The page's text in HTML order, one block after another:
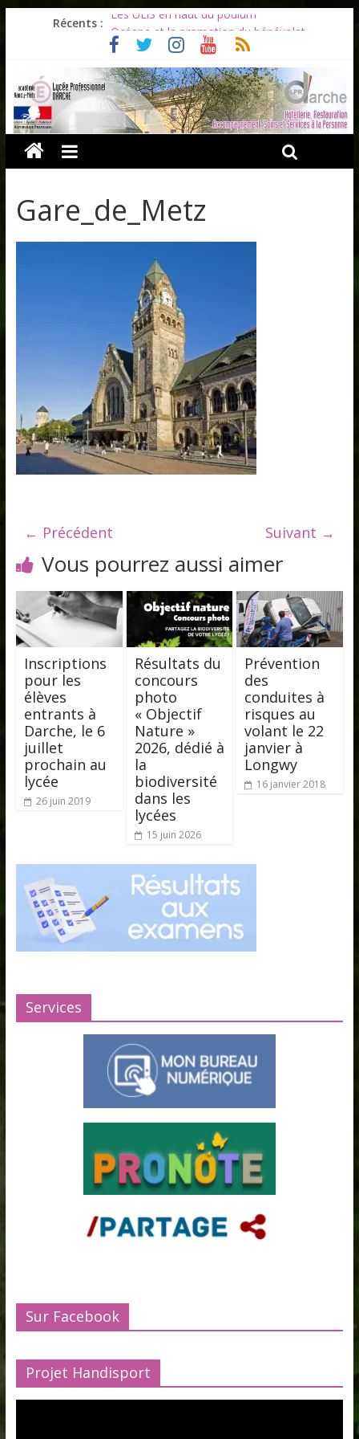
Récents : Les ULiS en haut du podium
Océane et la promotion du bénévolat
Bonnes vacances à tous !
Infos rentrée septembre 2026
Soirée d’adieux au Lycée Darche
Gare_de_Metz
← Précédent Suivant →
Vous pourrez aussi aimer
Inscriptions
pour les
élèves
entrants à
Darche, le 6
juillet
prochain au
lycée
26 juin 2019
Résultats du
concours
photo
« Objectif
Nature »
2026, dédié à
la
biodiversité
dans les
lycées
15 juin 2026
Prévention
des
conduites à
risques au
volant le 22
janvier à
Longwy
16 janvier 2018
Services
Sur Facebook
Projet Handisport